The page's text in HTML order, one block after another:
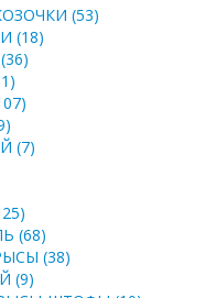
(53)
(18)
(7)
(68)
(38)
(9)